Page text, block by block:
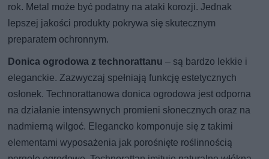
rok. Metal może być podatny na ataki korozji. Jednak
lepszej jakości produkty pokrywa się skutecznym
preparatem ochronnym.
Donica ogrodowa z technorattanu– są bardzo lekkie i
eleganckie. Zazwyczaj spełniają funkcję estetycznych
osłonek. Technorattanowa donica ogrodowa jest odporna
na działanie intensywnych promieni słonecznych oraz na
nadmierną wilgoć. Elegancko komponuje się z takimi
elementami wyposażenia jak porośnięte roślinnością